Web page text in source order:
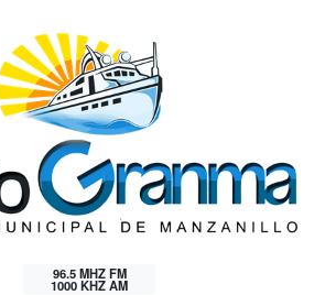
96.5 MHZ FM
1000 KHZ AM